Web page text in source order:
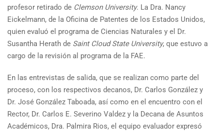
profesor retirado de Clemson University. La Dra. Nancy
Eickelmann, de la Oficina de Patentes de los Estados Unidos,
quien evaluó el programa de Ciencias Naturales y el Dr.
Susantha Herath de Saint Cloud State University, que estuvo a
cargo de la revisión al programa de la FAE.
En las entrevistas de salida, que se realizan como parte del
proceso, con los respectivos decanos, Dr. Carlos González y
Dr. José González Taboada, así como en el encuentro con el
Rector, Dr. Carlos E. Severino Valdez y la Decana de Asuntos
Académicos, Dra. Palmira Rios, el equipo evaluador expresó